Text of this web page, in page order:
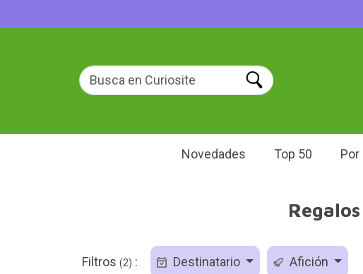
Novedades Top 50
Filtros (2) : Destinatario Afición